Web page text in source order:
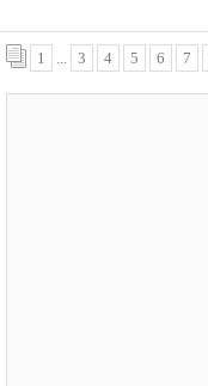
1 ... 3 4 5 6 7